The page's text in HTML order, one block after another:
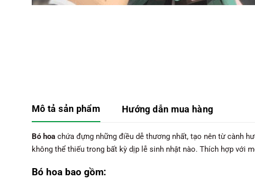
Mô tả sản phẩm Hướng dẫn mua hàng
Bó hoa chứa đựng những điều dễ thương nhất, tạo nên từ cành
không thể thiếu trong bất kỳ dịp lễ sinh nhật nào. Thích hợp với
Bó hoa bao gồm: